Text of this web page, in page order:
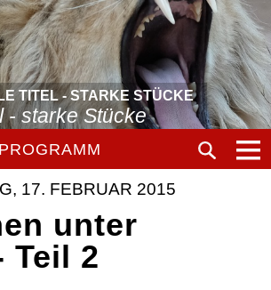
TITEL - STARKE STÜCKE
- starke Stücke
PROGRAMM
17. FEBRUAR 2015
unter
Teil 2